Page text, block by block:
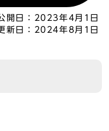
開日：
2023年4月1日
新日：
2024年8月1日